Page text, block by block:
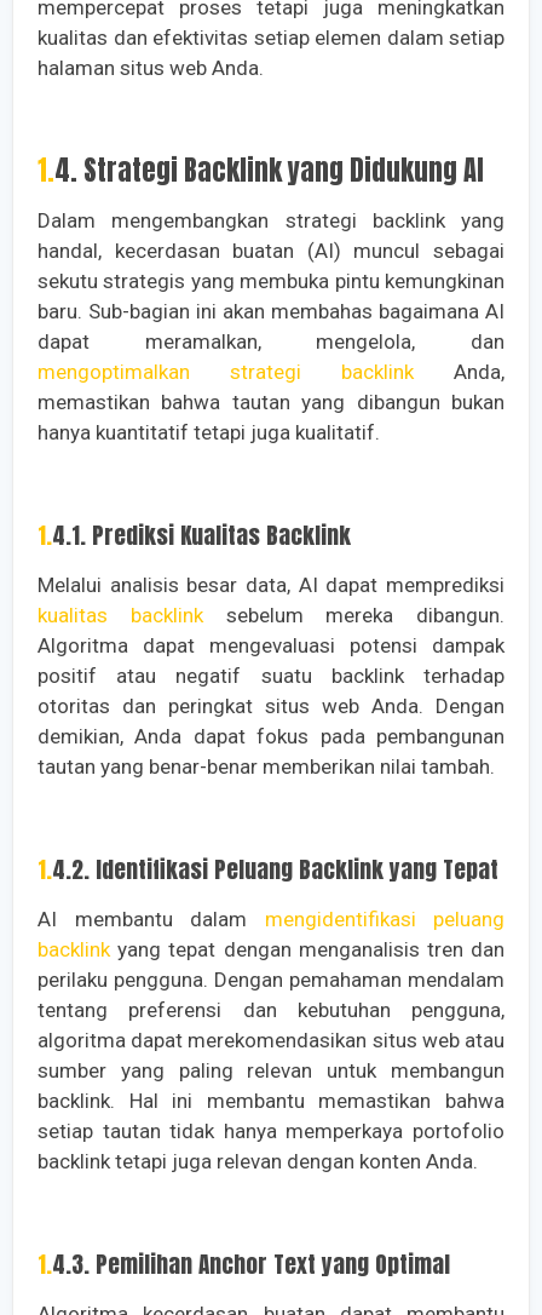
mempercepat proses tetapi juga meningkatkan
kualitas dan efektivitas setiap elemen dalam setiap
halaman situs web Anda.
1.4. Strategi Backlink yang Didukung AI
Dalam mengembangkan strategi backlink yang
handal, kecerdasan buatan (AI) muncul sebagai
sekutu strategis yang membuka pintu kemungkinan
baru. Sub-bagian ini akan membahas bagaimana AI
dapat meramalkan, mengelola, dan
mengoptimalkan strategi backlinkAnda,
memastikan bahwa tautan yang dibangun bukan
hanya kuantitatif tetapi juga kualitatif.
1.4.1. Prediksi Kualitas Backlink
Melalui analisis besar data, AI dapat memprediksi
kualitas backlinksebelum mereka dibangun.
Algoritma dapat mengevaluasi potensi dampak
positif atau negatif suatu backlink terhadap
otoritas dan peringkat situs web Anda. Dengan
demikian, Anda dapat fokus pada pembangunan
tautan yang benar-benar memberikan nilai tambah.
1.4.2. Identifikasi Peluang Backlink yang Tepat
AI membantu dalam mengidentifikasi peluang
backlinkyang tepat dengan menganalisis tren dan
perilaku pengguna. Dengan pemahaman mendalam
tentang preferensi dan kebutuhan pengguna,
algoritma dapat merekomendasikan situs web atau
sumber yang paling relevan untuk membangun
backlink. Hal ini membantu memastikan bahwa
setiap tautan tidak hanya memperkaya portofolio
backlink tetapi juga relevan dengan konten Anda.
1.4.3. Pemilihan Anchor Text yang Optimal